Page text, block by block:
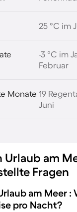
25 °C im
-3 °C im
Februar
Monate 19
Juni
Urlaub am
Fragen
am Meer :
pro Nacht?